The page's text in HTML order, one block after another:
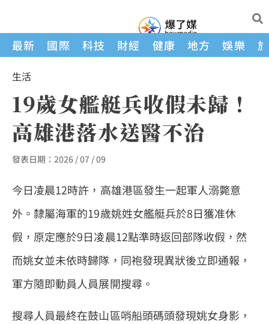
最新 國際 科技 財經 健康 地方 娛樂
生活
19歲女艦艇兵收假未歸！
高雄港落水送醫不治
發表日期： 2026 / 07 / 09
今日凌晨12時許，高雄港區發生一起軍人溺斃意
外。隸屬海軍的19歲姚姓女艦艇兵於8日獲准休
假，原定應於9日凌晨12點準時返回部隊收假，然
而姚女並未依時歸隊，同袍發現異狀後立即通報，
軍方隨即動員人員展開搜尋。
搜尋人員最終在鼓山區哨船頭碼頭發現姚女身影，